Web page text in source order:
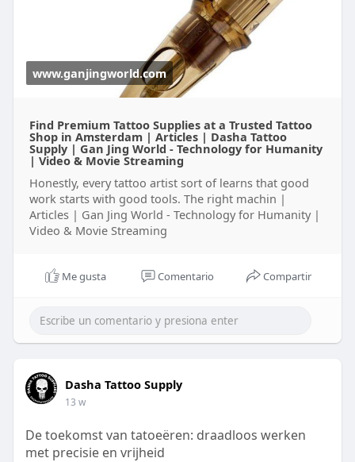
www.ganjingworld.com
Find Premium Tattoo Supplies at a Trusted Tattoo
Shop in Amsterdam | Articles | Dasha Tattoo
Supply | Gan Jing World - Technology for Humanity
| Video & Movie Streaming
Honestly, every tattoo artist sort of learns that good
work starts with good tools. The right machin |
Articles | Gan Jing World - Technology for Humanity |
Video & Movie Streaming
Me gusta Comentario Compartir
Dasha Tattoo Supply
13 w
De toekomst van tatoeëren: draadloos werken
met precisie en vrijheid